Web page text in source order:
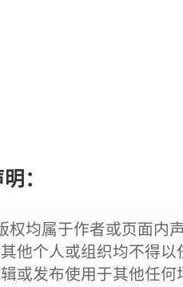
：
权均属于作者或页面内
他个人或组织均不得
或发布使用于其他任